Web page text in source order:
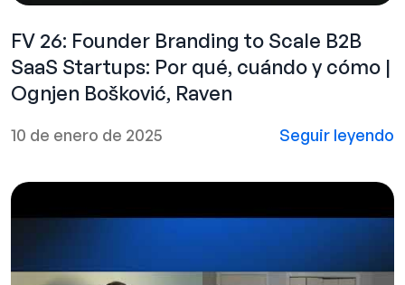
FV 26: Founder Branding to Scale B2B
SaaS Startups: Por qué, cuándo y cómo |
Ognjen Bošković, Raven
10 de enero de 2025 Seguir leyendo